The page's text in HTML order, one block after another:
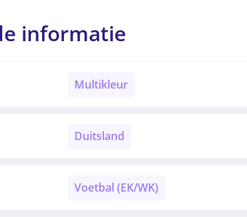
informatie
Multikleur
Duitsland
Voetbal (EK/WK)